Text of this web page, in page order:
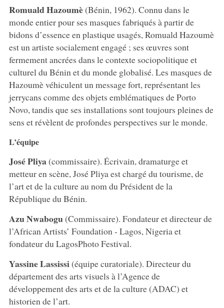
Romuald Hazoumè(Bénin, 1962). Connu dans le
monde entier pour ses masques fabriqués à partir de
bidons d’essence en plastique usagés, Romuald Hazoumè
est un artiste socialement engagé ; ses œuvres sont
fermement ancrées dans le contexte sociopolitique et
culturel du Bénin et du monde globalisé. Les masques de
Hazoumè véhiculent un message fort, représentant les
jerrycans comme des objets emblématiques de Porto
Novo, tandis que ses installations sont toujours pleines de
sens et révèlent de profondes perspectives sur le monde.
L’équipe
José Pliya(commissaire). Écrivain, dramaturge et
metteur en scène, José Pliya est chargé du tourisme, de
l’art et de la culture au nom du Président de la
République du Bénin.
Azu Nwabogu(Commissaire). Fondateur et directeur de
l’African Artists’ Foundation - Lagos, Nigeria et
fondateur du LagosPhoto Festival.
Yassine Lassissi(équipe curatoriale). Directeur du
département des arts visuels à l’Agence de
développement des arts et de la culture (ADAC) et
historien de l’art.